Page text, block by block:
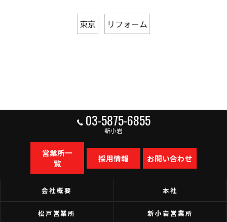
東京 リフォーム
03-5875-6855
新小岩
営業所一
覧
採用情報 お問い合わせ
会社概要 本社
松戸営業所 新小岩営業所